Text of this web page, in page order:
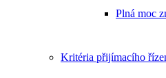
Plná moc
Kritéria přijímacího